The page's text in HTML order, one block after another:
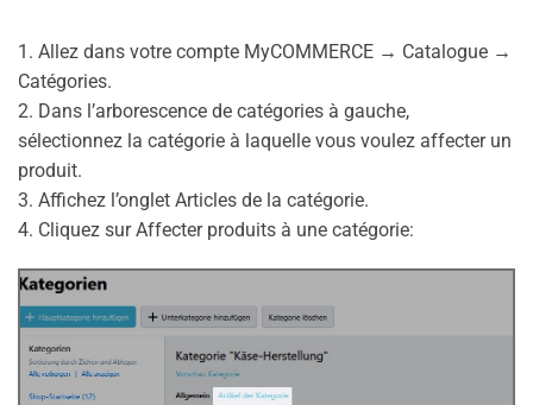
1. Allez dans votre compte MyCOMMERCE → Catalogue →
Catégories.
2. Dans l’arborescence de catégories à gauche,
sélectionnez la catégorie à laquelle vous voulez affecter un
produit.
3. Affichez l’onglet Articles de la catégorie.
4. Cliquez sur Affecter produits à une catégorie: